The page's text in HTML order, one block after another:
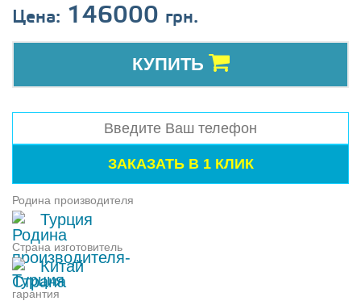
Цена: 146000 грн.
КУПИТЬ
Родина производителя
Турция
Страна изготовитель
Китай
гарантия